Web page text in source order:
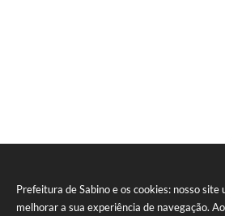
Prefeitura de Sabino e os cookies: nosso site
melhorar a sua experiência de navegação.